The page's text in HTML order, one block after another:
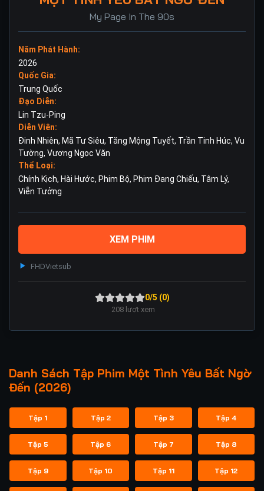
My Page In The 90s
Năm Phát Hành:
2026
Quốc Gia:
Trung Quốc
Đạo Diễn:
Lin Tzu-Ping
Diễn Viên:
Đinh Nhiên, Mã Tư Siêu, Tăng Mộng Tuyết, Trần Tinh Húc, Vu
Tường, Vương Ngọc Văn
Thể Loại:
Chính Kịch, Hài Hước, Phim Bộ, Phim Đang Chiếu, Tâm Lý,
Viễn Tưởng
XEM PHIM
FHDVietsub
0/5 (0)
208 lượt xem
Danh Sách Tập Phim Một Tình Yêu Bất Ngờ
Đến (2026)
Tập 1 Tập 2 Tập 3 Tập 4
Tập 5 Tập 6 Tập 7 Tập 8
Tập 9 Tập 10 Tập 11 Tập 12